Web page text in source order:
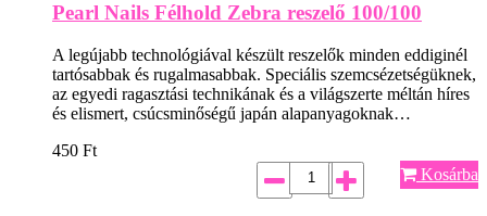
Pearl Nails Félhold Zebra reszelő 100/100
A legújabb technológiával készült reszelők minden eddiginél
tartósabbak és rugalmasabbak. Speciális szemcsézetségüknek,
az egyedi ragasztási technikának és a világszerte méltán híres
és elismert, csúcsminőségű japán alapanyagoknak…
450 Ft
Kosárba